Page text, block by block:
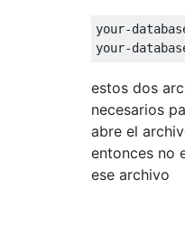
your-
your-
estos dos
necesarios
abre el
entonces no
ese archivo